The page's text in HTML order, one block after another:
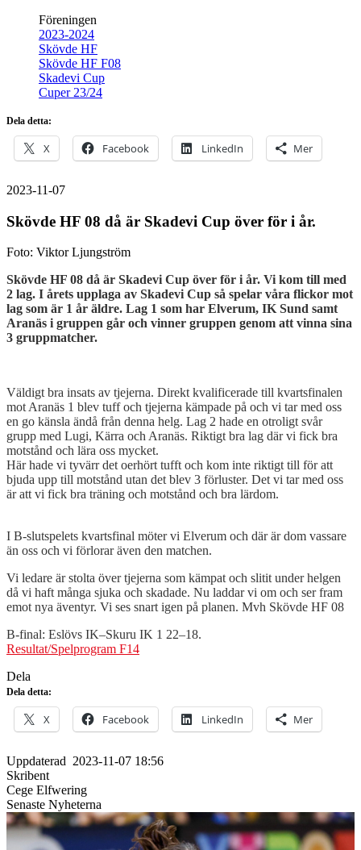
Föreningen
2023-2024
Skövde HF
Skövde HF F08
Skadevi Cup
Cuper 23/24
Dela detta:
X Facebook LinkedIn Mer
2023-11-07
Skövde HF 08 då är Skadevi Cup över för i år.
Foto: Viktor Ljungström
Skövde HF 08 då är Skadevi Cup över för i år. Vi kom till med
2 lag. I årets upplaga av Skadevi Cup så spelar våra flickor mot
lag som är 1 år äldre. Lag 1 som har Elverum, IK Sund samt
Aranäs i gruppen går och vinner gruppen genom att vinna sina
3 gruppmatcher.
Väldigt bra insats av tjejerna. Direkt kvalificerade till kvartsfinalen
mot Aranäs 1 blev tuff och tjejerna kämpade på och vi tar med oss
en go känsla ändå från denna helg. Lag 2 hade en otroligt svår
grupp med Lugi, Kärra och Aranäs. Riktigt bra lag där vi fick bra
motstånd och lära oss mycket.
Här hade vi tyvärr det oerhört tufft och kom inte riktigt till för att
bjuda upp till motstånd utan det blev 3 förluster. Det vi tar med oss
är att vi fick bra träning och motstånd och bra lärdom.
I B-slutspelets kvartsfinal möter vi Elverum och där är dom vassare
än oss och vi förlorar även den matchen.
Vi ledare är stolta över tjejerna som kämpat och slitit under helgen
då vi haft många sjuka och skadade. Nu laddar vi om och ser fram
emot nya äventyr. Vi ses snart igen på planen. Mvh Skövde HF 08
B-final: Eslövs IK–Skuru IK 1 22–18.
Resultat/Spelprogram F14
Dela
Dela detta:
X Facebook LinkedIn Mer
Uppdaterad 2023-11-07 18:56
Skribent
Cege Elfwering
Senaste Nyheterna